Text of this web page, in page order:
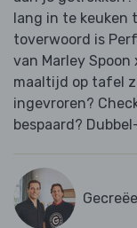
lang in te keuken
toverwoord is
van Marley
maaltijd op tafel
ingevroren?
bespaard?